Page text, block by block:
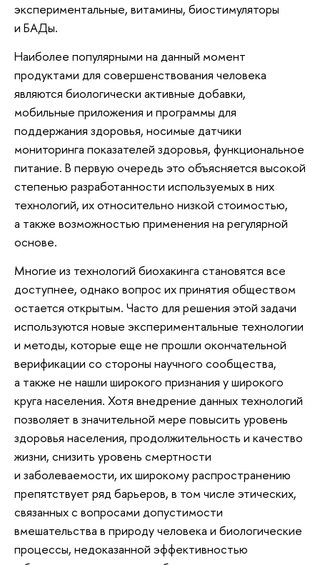
экспериментальные, витамины, биостимуляторы
и БАДы.
Наиболее популярными на данный момент
продуктами для совершенствования человека
являются биологически активные добавки,
мобильные приложения и программы для
поддержания здоровья, носимые датчики
мониторинга показателей здоровья, функциональное
питание. В первую очередь это объясняется высокой
степенью разработанности используемых в них
технологий, их относительно низкой стоимостью,
а также возможностью применения на регулярной
основе.
Многие из технологий биохакинга становятся все
доступнее, однако вопрос их принятия обществом
остается открытым. Часто для решения этой задачи
используются новые экспериментальные технологии
и методы, которые еще не прошли окончательной
верификации со стороны научного сообщества,
а также не нашли широкого признания у широкого
круга населения. Хотя внедрение данных технологий
позволяет в значительной мере повысить уровень
здоровья населения, продолжительность и качество
жизни, снизить уровень смертности
и заболеваемости, их широкому распространению
препятствует ряд барьеров, в том числе этических,
связанных с вопросами допустимости
вмешательства в природу человека и биологические
процессы, недоказанной эффективностью